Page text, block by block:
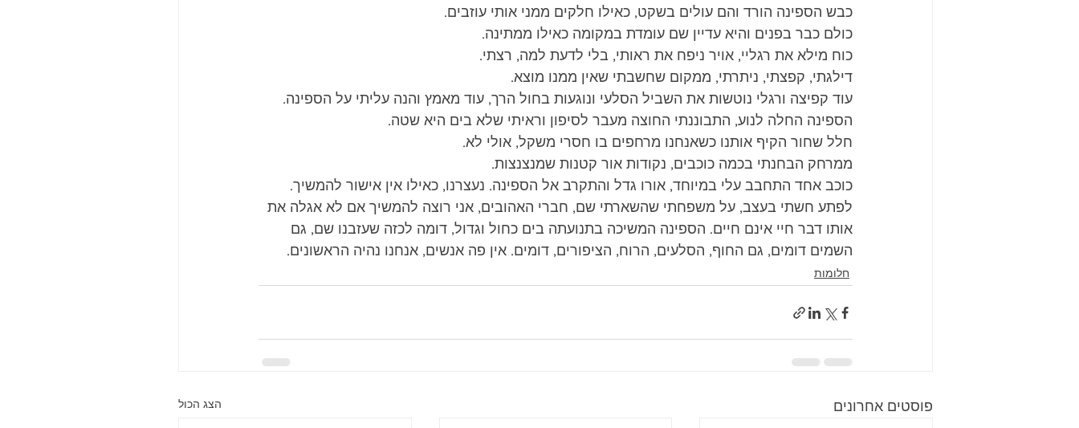
כבש הספינה הורד והם עולים בשקט, כאילו חלקים ממני אותי עוזבים.
כולם כבר בפנים והיא עדיין שם עומדת במקומה כאילו ממתינה.
כוח מילא את רגליי, אויר ניפח את ראותי, בלי לדעת למה, רצתי.
דילגתי, קפצתי, ניתרתי, ממקום שחשבתי שאין ממנו מוצא.
עוד קפיצה ורגלי נוטשות את השביל הסלעי ונוגעות בחול הרך, עוד מאמץ והנה עליתי על הספינה.
הספינה החלה לנוע, התבוננתי החוצה מעבר לסיפון וראיתי שלא בים היא שטה.
חלל שחור הקיף אותנו כשאנחנו מרחפים בו חסרי משקל, אולי לא.
ממרחק הבחנתי בכמה כוכבים, נקודות אור קטנות שמנצנצות.
כוכב אחד התחבב עלי במיוחד, אורו גדל והתקרב אל הספינה. נעצרנו, כאילו אין אישור להמשיך.
לפתע חשתי בעצב, על משפחתי שהשארתי שם, חברי האהובים, אני רוצה להמשיך אם לא אגלה את
אותו דבר חיי אינם חיים. הספינה המשיכה בתנועתה בים כחול וגדול, דומה לכזה שעזבנו שם, גם
השמים דומים, גם החוף, הסלעים, הרוח, הציפורים, דומים. אין פה אנשים, אנחנו נהיה הראשונים.
חלומות
פוסטים אחרונים הצג הכול